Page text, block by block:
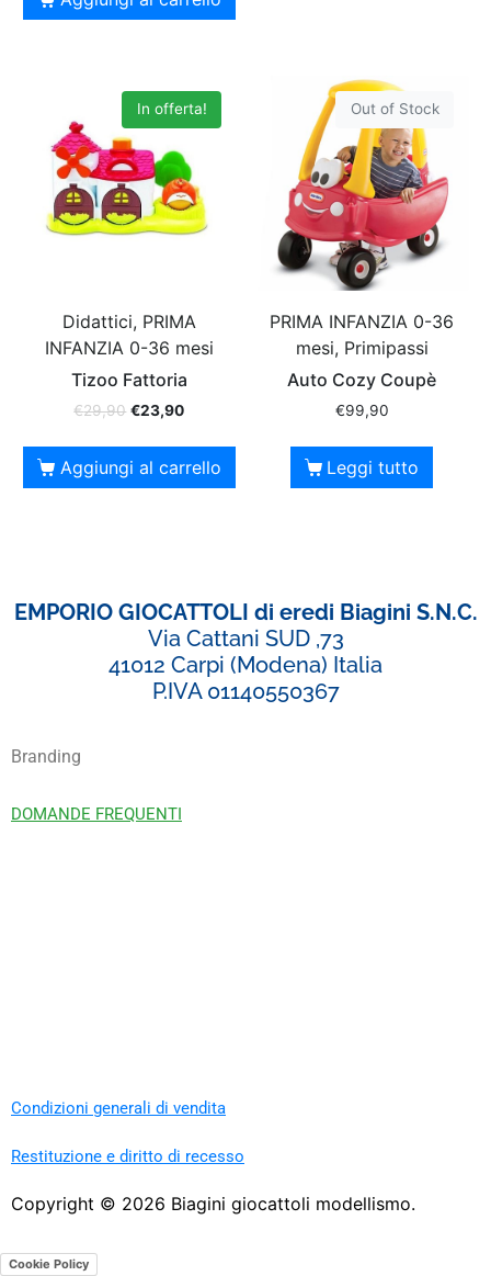
In offerta!
Didattici, PRIMA
INFANZIA 0-36 mesi
Tizoo Fattoria
€29,90 €23,90
Aggiungi al carrello
Out of Stock
PRIMA INFANZIA 0-36
mesi, Primipassi
Auto Cozy Coupè
€99,90
Leggi tutto
EMPORIO GIOCATTOLI di eredi Biagini S.N.C.
Via Cattani SUD ,73
41012 Carpi (Modena) Italia
P.IVA 01140550367
Branding
DOMANDE FREQUENTI
Condizioni generali di vendita
Restituzione e diritto di recesso
Copyright © 2026 Biagini giocattoli modellismo.
Cookie Policy